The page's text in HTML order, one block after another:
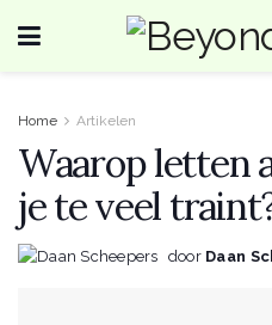
Home Artikelen
Waarop letten
je te veel
door Daan